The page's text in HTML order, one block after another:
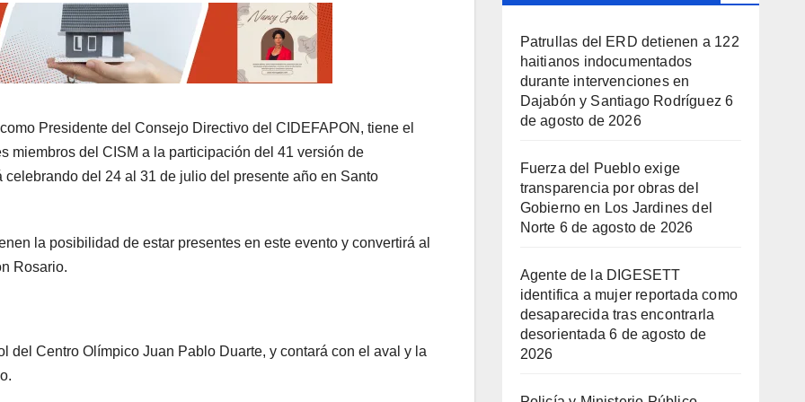
Presidente del Consejo Directivo del CIDEFAPON, tiene el
miembros del CISM a la participación del 41 versión de
del 24 al 31 de julio del presente año en Santo
la posibilidad de estar presentes en este evento y convertirá al
Rosario.
del Centro Olímpico Juan Pablo Duarte, y contará con el aval y la
Patrullas del ERD detienen a 122
haitianos indocumentados
durante intervenciones en
Dajabón y Santiago Rodríguez 6
de agosto de 2026
Fuerza del Pueblo exige
transparencia por obras del
Gobierno en Los Jardines del
Norte 6 de agosto de 2026
Agente de la DIGESETT
identifica a mujer reportada como
desaparecida tras encontrarla
desorientada 6 de agosto de
2026